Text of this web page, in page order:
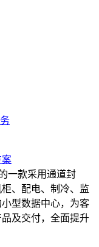
案
一款采用通道封
、配电、制冷、监
型数据中心，为客
及交付，全面提升